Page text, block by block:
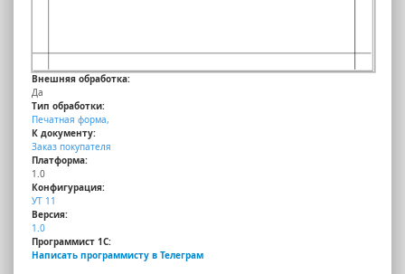
Внешняя обработка:
Да
Тип обработки:
Печатная форма,
К документу:
Заказ покупателя
Платформа:
1.0
Конфигурация:
УТ 11
Версия:
1.0
Программист 1С:
Написать программисту в Телеграм